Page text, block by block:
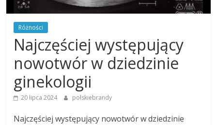
Różności
Najczęściej występujący
nowotwór w dziedzinie
ginekologii
20 lipca 2024 polskiebrandy
Najczęściej występujący nowotwór w dziedzinie